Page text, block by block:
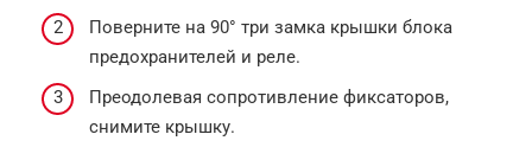
Поверните на 90° три замка крышки блока
предохранителей и реле.
Преодолевая сопротивление фиксаторов,
снимите крышку.